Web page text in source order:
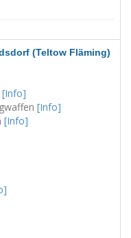
(Teltow Fläming)
[Info]
[Info]
[Info]